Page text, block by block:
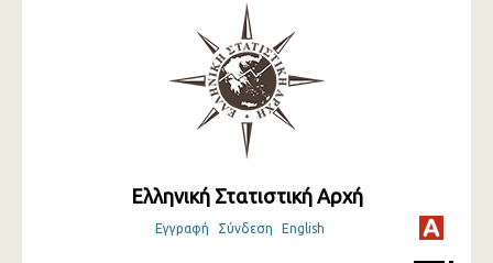
Ελληνική Στατιστική Αρχή
Εγγραφή Σύνδεση English